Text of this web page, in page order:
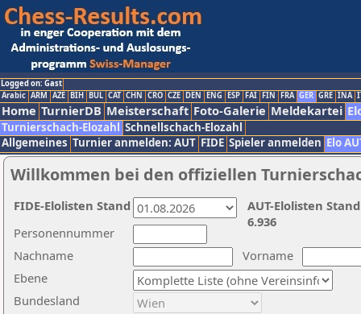
Logged on: Gast
Arabic ARM AZE BIH BUL CAT CHN CRO CZE DEN ENG ESP FAI FIN FRA GER GRE INA
Home TurnierDB Meisterschaft Foto-Galerie Meldekartei
Turnierschach-Elozahl Schnellschach-Elozahl
Allgemeines Turnier anmelden: AUT FIDE Spieler anmelden Elo
Willkommen bei den offiziellen
Nachname
Vorname
Ebene
Personennummer
Bundesland
AUT-Elolisten
6.936
FIDE-Elolisten Stand